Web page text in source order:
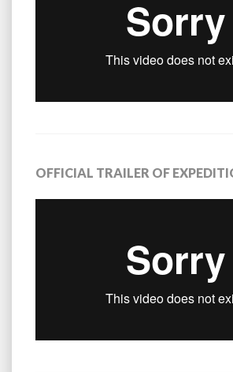
OFFICIAL TRAILER OF